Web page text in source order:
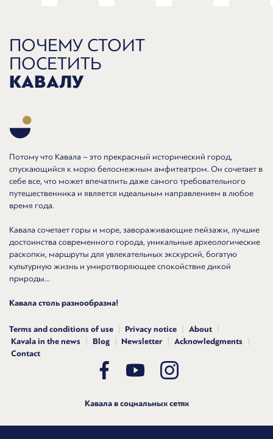
ПОЧЕМУ СТОИТ
ПОСЕТИТЬ
КАВАЛУ
Потому что Кавала – это прекрасный исторический город,
спускающийся к морю белоснежным амфитеатром. Он сочетает в
себе все, что может впечатлить даже самого требовательного
путешественника и является идеальным направлением в любое
время года.
Кавала сочетает горы и море, завораживающие пейзажи, лучшие
достоинства современного города, уникальные археологические
раскопки, маршруты для увлекательных экскурсий, богатую
культурную жизнь и умиротворяющее спокойствие дикой
природы...
Кавала столь разнообразна!
Terms and conditions of use Privacy notice
About
Kavala in the news
Blog Newsletter
Acknowledgments
Contact
Кавала в социальных сетях